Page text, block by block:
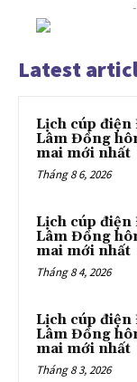
Latest
Lịch cúp điện
Lâm Đồng
mai mới nhất
Tháng 8 6, 2026
Lịch cúp điện
Lâm Đồng
mai mới nhất
Tháng 8 4, 2026
Lịch cúp điện
Lâm Đồng
mai mới nhất
Tháng 8 3, 2026